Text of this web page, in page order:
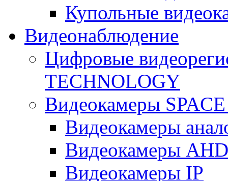
Купольные
Видеонаблюдение
Цифровые
TECHNOLOGY
Видеокамеры
Видеокамеры
Видеокамеры AHD
Видеокамеры IP